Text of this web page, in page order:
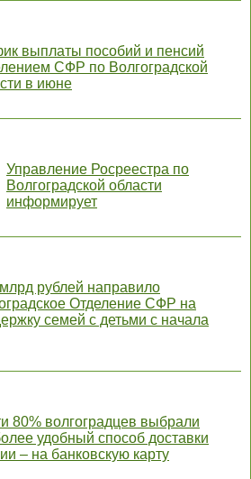
выплаты пособий и пенсий
СФР по Волгоградской
в июне
Управление Росреестра по
Волгоградской области
информирует
рублей направило
Отделение СФР на
семей с детьми с начала
80% волгоградцев выбрали
удобный способ доставки
– на банковскую карту